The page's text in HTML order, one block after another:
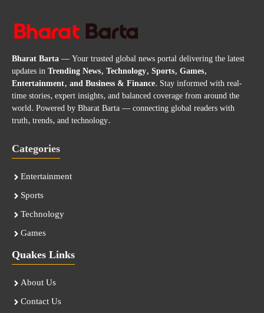
Bharat Barta— Your trusted global news portal delivering the latest
updates inTrending News, Technology, Sports, Games,
Entertainment, and Business & Finance. Stay informed with real-
time stories, expert insights, and balanced coverage from around the
world. Powered by Bharat Barta — connecting global readers with
truth, trends, and technology.
Categories
Entertainment
Sports
Technology
Games
Quakes Links
About Us
Contact Us